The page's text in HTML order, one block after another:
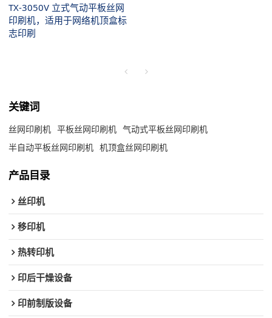
TX-3050V 立式气动平板丝网
印刷机，适用于网络机顶盒标
志印刷
关键词
丝网印刷机 平板丝网印刷机 气动式平板丝网印刷机
半自动平板丝网印刷机 机顶盒丝网印刷机
产品目录
丝印机
移印机
热转印机
印后干燥设备
印前制版设备